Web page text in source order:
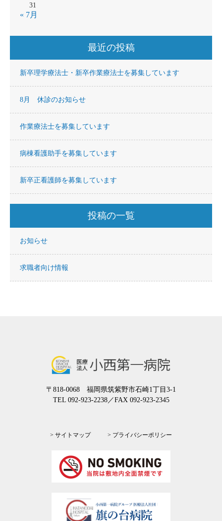
31
« 7月
最近の投稿
新卒理学療法士・新卒作業療法士を募集しています
8月 休診のお知らせ
作業療法士を募集しています
病棟看護助手を募集しています
新卒正看護師を募集しています
投稿の一覧
お知らせ
求職者向け情報
〒818-0068 福岡県筑紫野市石崎1丁目3-1
TEL 092-923-2238／FAX 092-923-2345
> サイトマップ > プライバシーポリシー